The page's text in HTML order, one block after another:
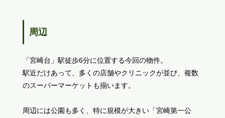
周辺
「宮崎台」駅徒歩6分に位置する今回の物件。
駅近だけあって、多くの店舗やクリニックが並び、複数
のスーパーマーケットも揃います。
周辺には公園も多く、特に規模が大きい「宮崎第一公